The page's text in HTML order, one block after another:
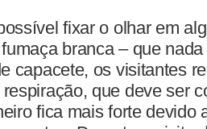
fixar o olhar em
branca – que
capacete, os visitantes
que deve ser
fica mais forte devido